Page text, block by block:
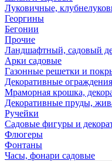
Луковичные,
Георгины
Бегонии
Прочие
Ландшафтный, садовый
Арки садовые
Газонные решетки и
Декоративные ограждения
Мраморная крошка,
Декоративные пруды,
Ручейки
Садовые фигуры и
Флюгеры
Фонтаны
Часы, фонари садовые